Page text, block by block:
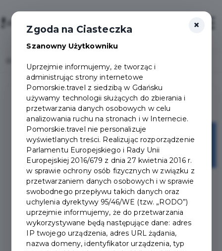
Login/Rejestracja
13
×
Zgoda na Ciasteczka
Szanowny Użytkowniku
Uprzejmie informujemy, że tworząc i
administrując strony internetowe
Pomorskie.travel z siedzibą w Gdańsku
używamy technologii służących do zbierania i
przetwarzania danych osobowych w celu
analizowania ruchu na stronach i w Internecie.
Pomorskie.travel nie personalizuje
wyświetlanych treści. Realizując rozporządzenie
Parlamentu Europejskiego i Rady Unii
Europejskiej 2016/679 z dnia 27 kwietnia 2016 r.
w sprawie ochrony osób fizycznych w związku z
przetwarzaniem danych osobowych i w sprawie
swobodnego przepływu takich danych oraz
uchylenia dyrektywy 95/46/WE (tzw. „RODO”)
uprzejmie informujemy, że do przetwarzania
wykorzystywane będą następujące dane: adres
IP twojego urządzenia, adres URL żądania,
nazwa domeny, identyfikator urządzenia, typ